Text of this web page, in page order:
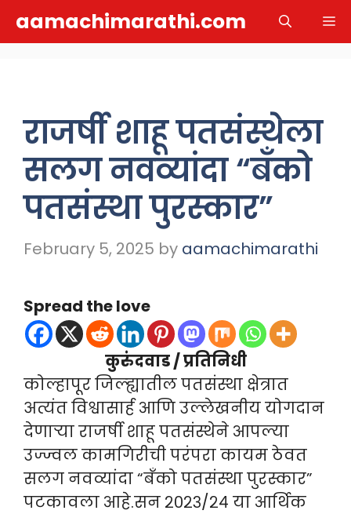
aamachimarathi.com
राजर्षी शाहू पतसंस्थेला
सलग नवव्यांदा “बँको
पतसंस्था पुरस्कार”
February 5, 2025 by aamachimarathi
Spread the love
कुरुंदवाड / प्रतिनिधी
कोल्हापूर जिल्ह्यातील पतसंस्था क्षेत्रात
अत्यंत विश्वासार्ह आणि उल्लेखनीय योगदान
देणाऱ्या राजर्षी शाहू पतसंस्थेने आपल्या
उज्ज्वल कामगिरीची परंपरा कायम ठेवत
सलग नवव्यांदा “बँको पतसंस्था पुरस्कार”
पटकावला आहे.सन २०२३/२४ या आर्थिक